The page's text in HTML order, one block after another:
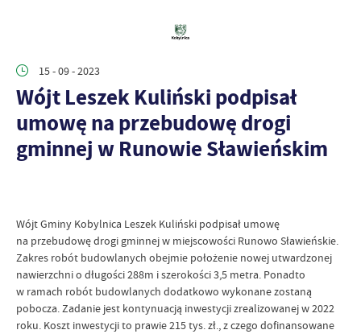
15 - 09 - 2023
Wójt Leszek Kuliński podpisał
umowę na przebudowę drogi
gminnej w Runowie Sławieńskim
Wójt Gminy Kobylnica Leszek Kuliński podpisał umowę
na przebudowę drogi gminnej w miejscowości Runowo Sławieńskie.
Zakres robót budowlanych obejmie położenie nowej utwardzonej
nawierzchni o długości 288m i szerokości 3,5 metra. Ponadto
w ramach robót budowlanych dodatkowo wykonane zostaną
pobocza. Zadanie jest kontynuacją inwestycji zrealizowanej w 2022
roku. Koszt inwestycji to prawie 215 tys. zł., z czego dofinansowane